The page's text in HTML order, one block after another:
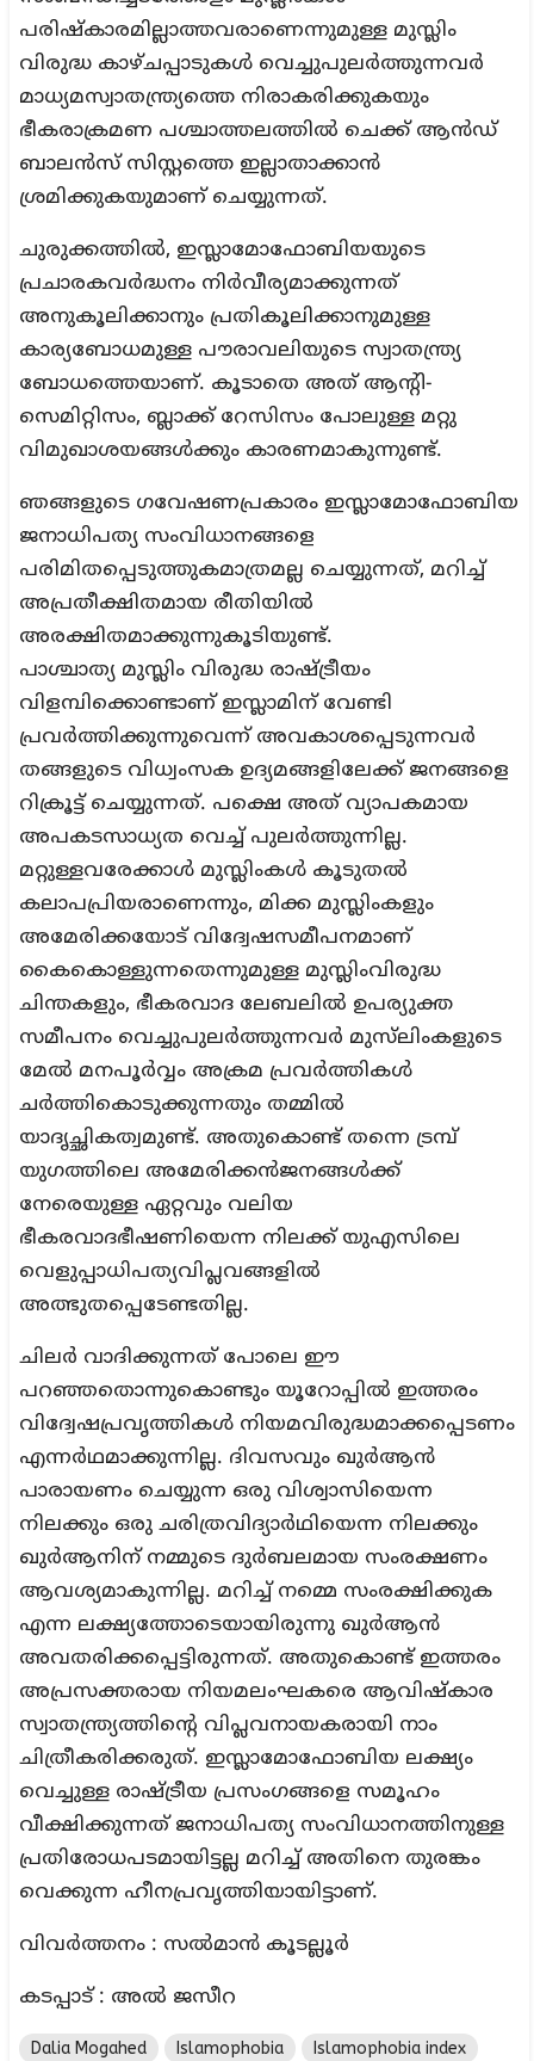
പരിഷ്‌കാരമില്ലാത്തവരാണെന്നുമുള്ള മുസ്ലിം
വിരുദ്ധ കാഴ്ചപ്പാടുകള്‍ വെച്ചുപുലര്‍ത്തുന്നവര്‍
മാധ്യമസ്വാതന്ത്ര്യത്തെ നിരാകരിക്കുകയും
ഭീകരാക്രമണ പശ്ചാത്തലത്തില്‍ ചെക്ക് ആൻഡ്
ബാലൻസ് സിസ്റ്റത്തെ ഇല്ലാതാക്കാൻ
ശ്രമിക്കുകയുമാണ് ചെയ്യുന്നത്.
ചുരുക്കത്തില്‍, ഇസ്ലാമോഫോബിയയുടെ
പ്രചാരകവര്‍ദ്ധനം നിര്‍വീര്യമാക്കുന്നത്
അനുകൂലിക്കാനും പ്രതികൂലിക്കാനുമുള്ള
കാര്യബോധമുള്ള പൗരാവലിയുടെ സ്വാതന്ത്ര്യ
ബോധത്തെയാണ്. കൂടാതെ അത് ആന്റി-
സെമിറ്റിസം, ബ്ലാക്ക് റേസിസം പോലുള്ള മറ്റു
വിമുഖാശയങ്ങള്‍ക്കും കാരണമാകുന്നുണ്ട്.
ഞങ്ങളുടെ ഗവേഷണപ്രകാരം ഇസ്ലാമോഫോബിയ
ജനാധിപത്യ സംവിധാനങ്ങളെ
പരിമിതപ്പെടുത്തുകമാത്രമല്ല ചെയ്യുന്നത്, മറിച്ച്
അപ്രതീക്ഷിതമായ രീതിയില്‍
അരക്ഷിതമാക്കുന്നുകൂടിയുണ്ട്.
പാശ്ചാത്യ മുസ്ലിം വിരുദ്ധ രാഷ്ട്രീയം
വിളമ്പിക്കൊണ്ടാണ് ഇസ്ലാമിന് വേണ്ടി
പ്രവര്‍ത്തിക്കുന്നുവെന്ന് അവകാശപ്പെടുന്നവര്‍
തങ്ങളുടെ വിധ്വംസക ഉദ്യമങ്ങളിലേക്ക് ജനങ്ങളെ
റിക്രൂട്ട് ചെയ്യുന്നത്. പക്ഷെ അത് വ്യാപകമായ
അപകടസാധ്യത വെച്ച് പുലര്‍ത്തുന്നില്ല.
മറ്റുള്ളവരേക്കാള്‍ മുസ്ലിംകള്‍ കൂടുതല്‍
കലാപപ്രിയരാണെന്നും, മിക്ക മുസ്ലിംകളും
അമേരിക്കയോട് വിദ്വേഷസമീപനമാണ്
കൈകൊള്ളുന്നതെന്നുമുള്ള മുസ്ലിംവിരുദ്ധ
ചിന്തകളും, ഭീകരവാദ ലേബലിൽ ഉപര്യുക്ത
സമീപനം വെച്ചുപുലർത്തുന്നവർ മുസ്‌ലിംകളുടെ
മേൽ മനപൂർവ്വം അക്രമ പ്രവർത്തികൾ
ചർത്തികൊടുക്കുന്നതും തമ്മിൽ
യാദൃച്ഛികത്വമുണ്ട്. അതുകൊണ്ട് തന്നെ ട്രമ്പ്
യുഗത്തിലെ അമേരിക്കന്‍ജനങ്ങള്‍ക്ക്
നേരെയുള്ള ഏറ്റവും വലിയ
ഭീകരവാദഭീഷണിയെന്ന നിലക്ക് യുഎസിലെ
വെളുപ്പാധിപത്യവിപ്ലവങ്ങളില്‍
അത്ഭുതപ്പെടേണ്ടതില്ല.
ചിലര്‍ വാദിക്കുന്നത് പോലെ ഈ
പറഞ്ഞതൊന്നുകൊണ്ടും യൂറോപ്പിൽ ഇത്തരം
വിദ്വേഷപ്രവൃത്തികള്‍ നിയമവിരുദ്ധമാക്കപ്പെടണം
എന്നര്‍ഥമാക്കുന്നില്ല. ദിവസവും ഖുര്‍ആന്‍
പാരായണം ചെയ്യുന്ന ഒരു വിശ്വാസിയെന്ന
നിലക്കും ഒരു ചരിത്രവിദ്യാര്‍ഥിയെന്ന നിലക്കും
ഖുര്‍ആനിന് നമ്മുടെ ദുര്‍ബലമായ സംരക്ഷണം
ആവശ്യമാകുന്നില്ല. മറിച്ച് നമ്മെ സംരക്ഷിക്കുക
എന്ന ലക്ഷ്യത്തോടെയായിരുന്നു ഖുര്‍ആന്‍
അവതരിക്കപ്പെട്ടിരുന്നത്. അതുകൊണ്ട് ഇത്തരം
അപ്രസക്തരായ നിയമലംഘകരെ ആവിഷ്‌കാര
സ്വാതന്ത്ര്യത്തിന്റെ വിപ്ലവനായകരായി നാം
ചിത്രീകരിക്കരുത്. ഇസ്ലാമോഫോബിയ ലക്ഷ്യം
വെച്ചുള്ള രാഷ്ട്രീയ പ്രസംഗങ്ങളെ സമൂഹം
വീക്ഷിക്കുന്നത് ജനാധിപത്യ സംവിധാനത്തിനുള്ള
പ്രതിരോധപടമായിട്ടല്ല മറിച്ച് അതിനെ തുരങ്കം
വെക്കുന്ന ഹീനപ്രവൃത്തിയായിട്ടാണ്.
വിവർത്തനം : സല്‍മാന്‍ കൂടല്ലൂര്‍
കടപ്പാട് : അൽ ജസീറ
Dalia Mogahed Islamophobia Islamophobia index